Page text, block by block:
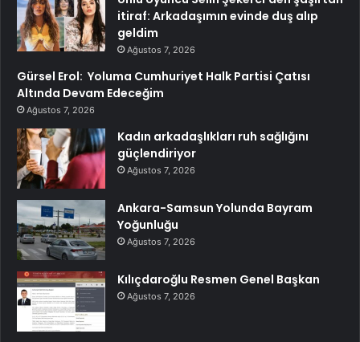
itiraf: Arkadaşımın evinde duş alıp
geldim
Ağustos 7, 2026
Gürsel Erol: Yoluma Cumhuriyet Halk Partisi Çatısı
Altında Devam Edeceğim
Ağustos 7, 2026
Kadın arkadaşlıkları ruh sağlığını
güçlendiriyor
Ağustos 7, 2026
Ankara-Samsun Yolunda Bayram
Yoğunluğu
Ağustos 7, 2026
Kılıçdaroğlu Resmen Genel Başkan
Ağustos 7, 2026